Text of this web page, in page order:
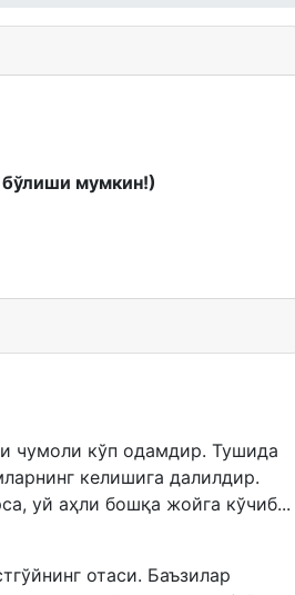
бўлиши мумкин!)
чумоли кўп одамдир. Тушида
келишига далилдир.
уй аҳли бошқа жойга кўчиб...
отаси. Баъзилар